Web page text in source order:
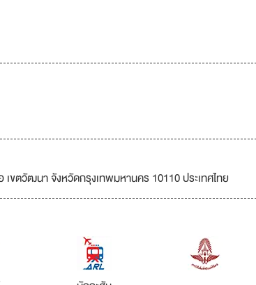
ขตวัฒนา จังหวัดกรุงเทพมหานคร 10110 ประเทศไทย